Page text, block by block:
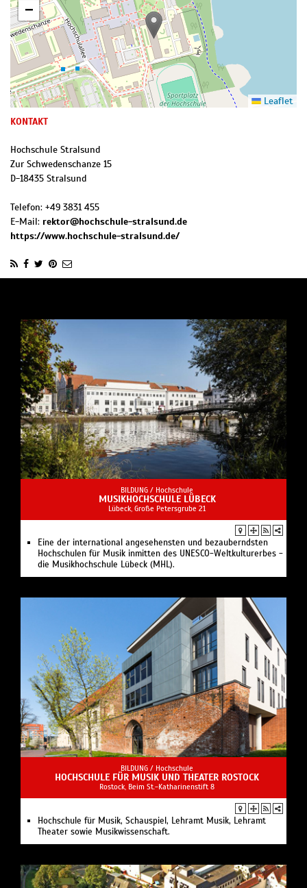
−
Leaflet
KONTAKT
Hochschule Stralsund
Zur Schwedenschanze 15
D-18435 Stralsund
Telefon: +49 3831 455
E-Mail: rektor@hochschule-stralsund.de
https://www.hochschule-stralsund.de/
BILDUNG / Hochschule
MUSIKHOCHSCHULE LÜBECK
Lübeck, Große Petersgrube 21
Eine der international angesehensten und bezauberndsten
Hochschulen für Musik inmitten des UNESCO-Weltkulturerbes -
die Musikhochschule Lübeck (MHL).
BILDUNG / Hochschule
HOCHSCHULE FÜR MUSIK UND THEATER ROSTOCK
Rostock, Beim St.-Katharinenstift 8
Hochschule für Musik, Schauspiel, Lehramt Musik, Lehramt
Theater sowie Musikwissenschaft.